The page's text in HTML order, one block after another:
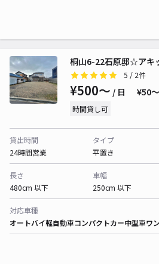
桐山6-22石原邸☆アキ
5 / 2件
¥500〜 / 日 ¥50
時間貸し可
貸出時間
24時間営業
タイプ
平置き
長さ
480cm 以下
車幅
250cm 以下
対応車種
オートバイ軽自動車コンパクトカー中型車ワ